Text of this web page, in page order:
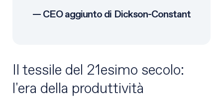
— CEO aggiunto di Dickson-Constant
Il tessile del 21esimo secolo:
l'era della produttività